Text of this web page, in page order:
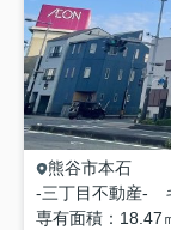
熊谷市本石
-三丁目不動産-
専有面積
18.47